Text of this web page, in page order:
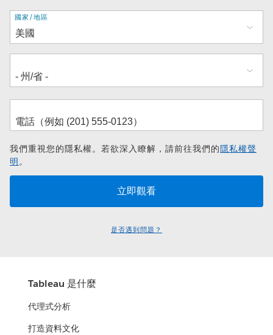
地
址
國家/地區
我們重視您的隱私權。若欲深入瞭解，請前往我們的隱私權聲
明。
是否遇到問題？
Tableau 是什麼
代理式分析
打造資料文化